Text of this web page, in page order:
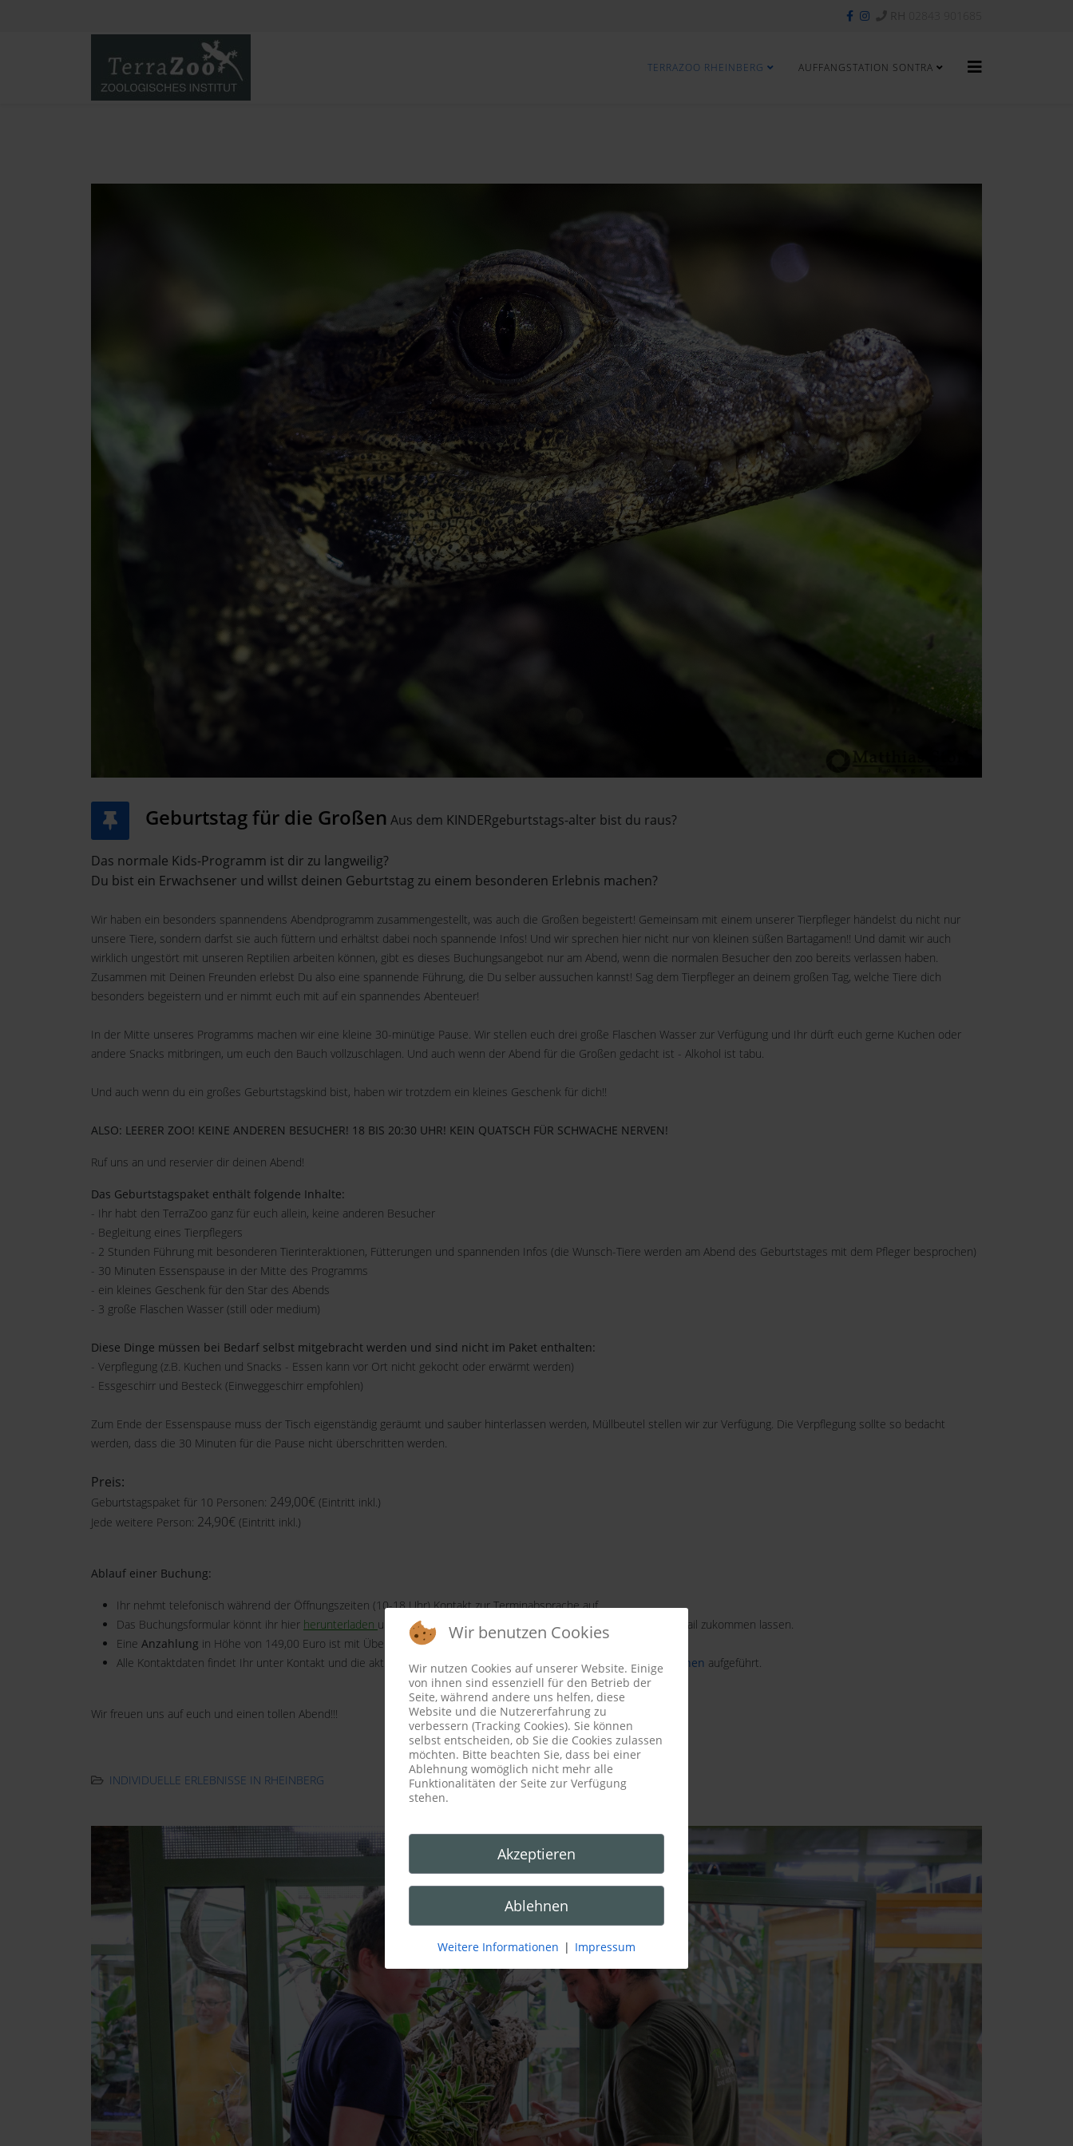
TERRAZOO RHEINBERG AUFFANGSTATION SONTRA
Geburtstag für die Großen Aus dem KINDERgeburtstags-alter bist du raus?
Das normale Kids-Programm ist dir zu langweilig?
Du bist ein Erwachsener und willst deinen Geburtstag zu einem besonderen Erlebnis machen?
Wir haben ein besonders spannendens Abendprogramm zusammengestellt, was auch die Großen begeistert! Gemeinsam mit einem unserer Tierpfleger händelst du nicht nur
unsere Tiere, sondern darfst sie auch füttern und erhältst dabei noch spannende Infos! Und wir sprechen hier nicht nur von kleinen süßen Bartagamen!! Und damit wir auch
wirklich ungestört mit unseren Reptilien arbeiten können, gibt es dieses Buchungsangebot nur am Abend, wenn die normalen Besucher den zoo bereits verlassen haben.
Zusammen mit Deinen Freunden erlebst Du also eine spannende Führung, die Du selber aussuchen kannst! Sag dem Tierpfleger an deinem großen Tag, welche Tiere dich
besonders begeistern und er nimmt euch mit auf ein spannendes Abenteuer!
In der Mitte unseres Programms machen wir eine kleine 30-minütige Pause. Wir stellen euch drei große Flaschen Wasser zur Verfügung und Ihr dürft euch gerne Kuchen oder
andere Snacks mitbringen, um euch den Bauch vollzuschlagen. Und auch wenn der Abend für die Großen gedacht ist - Alkohol ist tabu.
Und auch wenn du ein großes Geburtstagskind bist, haben wir trotzdem ein kleines Geschenk für dich!!
ALSO: LEERER ZOO! KEINE ANDEREN BESUCHER! 18 BIS 20:30 UHR! KEIN QUATSCH FÜR SCHWACHE NERVEN!
Ruf uns an und reservier dir deinen Abend!
Das Geburtstagspaket enthält folgende Inhalte:
- Ihr habt den TerraZoo ganz für euch allein, keine anderen Besucher
- Begleitung eines Tierpflegers
- 2 Stunden Führung mit besonderen Tierinteraktionen, Fütterungen und spannenden Infos (die Wunsch-Tiere werden am Abend des Geburtstages mit dem Pfleger besprochen)
- 30 Minuten Essenspause in der Mitte des Programms
- ein kleines Geschenk für den Star des Abends
- 3 große Flaschen Wasser (still oder medium)
Diese Dinge müssen bei Bedarf selbst mitgebracht werden und sind nicht im Paket enthalten:
- Verpflegung (z.B. Kuchen und Snacks - Essen kann vor Ort nicht gekocht oder erwärmt werden)
- Essgeschirr und Besteck (Einweggeschirr empfohlen)
Zum Ende der Essenspause muss der Tisch eigenständig geräumt und sauber hinterlassen werden, Müllbeutel stellen wir zur Verfügung. Die Verpflegung sollte so bedacht
werden, dass die 30 Minuten für die Pause nicht überschritten werden.
Preis:
Geburtstagspaket für 10 Personen: 249,00€ (Eintritt inkl.)
Jede weitere Person: 24,90€ (Eintritt inkl.)
Ablauf einer Buchung:
Ihr nehmt telefonisch während der Öffnungszeiten (10-18 Uhr) Kontakt zur Terminabsprache auf.
Das Buchungsformular könnt ihr hier herunterladen und unsinnerhalb der nächsten 14 Tage ausgefüllt per E-Mail zukommen lassen.
Eine Anzahlung in Höhe von 149,00 Euro ist mit Übersendung des Buchungsformularsverpflichtend
Alle Kontaktdaten findet Ihr unter Kontakt und die aktuelle Preisliste ist auch nochmal unter Besucherinformationen aufgeführt.
Wir freuen uns auf euch und einen tollen Abend!!!
INDIVIDUELLE ERLEBNISSE IN RHEINBERG
Wir benutzen Cookies
Wir nutzen Cookies auf unserer Website. Einige
von ihnen sind essenziell für den Betrieb der
Seite, während andere uns helfen, diese
Website und die Nutzererfahrung zu
verbessern (Tracking Cookies). Sie können
selbst entscheiden, ob Sie die Cookies zulassen
möchten. Bitte beachten Sie, dass bei einer
Ablehnung womöglich nicht mehr alle
Funktionalitäten der Seite zur Verfügung
stehen.
Akzeptieren
Ablehnen
Weitere Informationen | Impressum